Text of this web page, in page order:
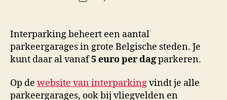
Interparking beheert een aantal
parkeergarages in grote Belgische steden. Je
kunt daar al vanaf5 euro per dagparkeren.
Op de website van interparkingvindt je alle
parkeergarages, ook bij vliegvelden en